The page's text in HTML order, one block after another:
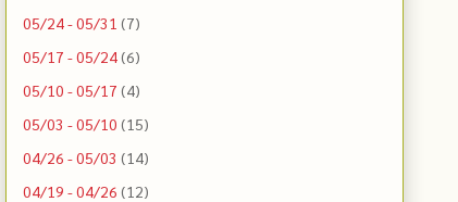
05/24 - 05/31 (7)
05/17 - 05/24(6)
05/10 - 05/17 (4)
05/03 - 05/10 (15)
04/26 - 05/03 (14)
04/19 - 04/26 (12)